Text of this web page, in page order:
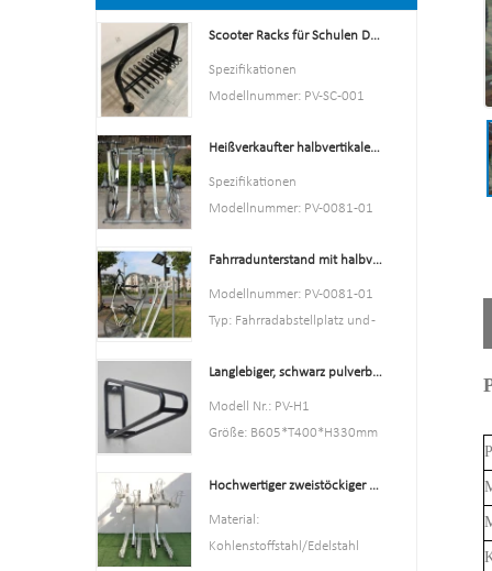
Scooter Racks für Schulen Double Side Scooter Stand Rack
Spezifikationen
Modellnummer: PV-SC-001
aufbewahrung
Farbe: Gelb, Schwarz, Grün,
Rot oder Kundenspezifisch.
draußen
Ausführung: feuerverzinkt
Heißverkaufter halbvertikaler Fahrradträger und Fahrradaufbewahrung
Spezifikationen
Modellnummer: PV-0081-01
aufbewahrung
Farbe silber
Stil: sowohl drinnen als auch
Material: Kohlenstoffstahl
Fahrradunterstand mit halbvertikalen Gepäckträgern. Fahrradaufbewahrung
Modellnummer: PV-0081-01
Typ: Fahrradabstellplatz und -
Farbe: Schwarz
Stil: sowohl drinnen als auch
draußen
Beladung: 2-10 Fahrräder (je
Langlebiger, schwarz pulverbeschichteter vertikaler Fahrradträger
Modell Nr.: PV-H1
Größe: B605*T400*H330mm
1,2 mm
Ausführung:
Pulverbeschichtet
Hochwertiger zweistöckiger Fahrradträger, Doppeldecker-Fahrradträger
Material:
Kohlenstoffstahl/Edelstahl